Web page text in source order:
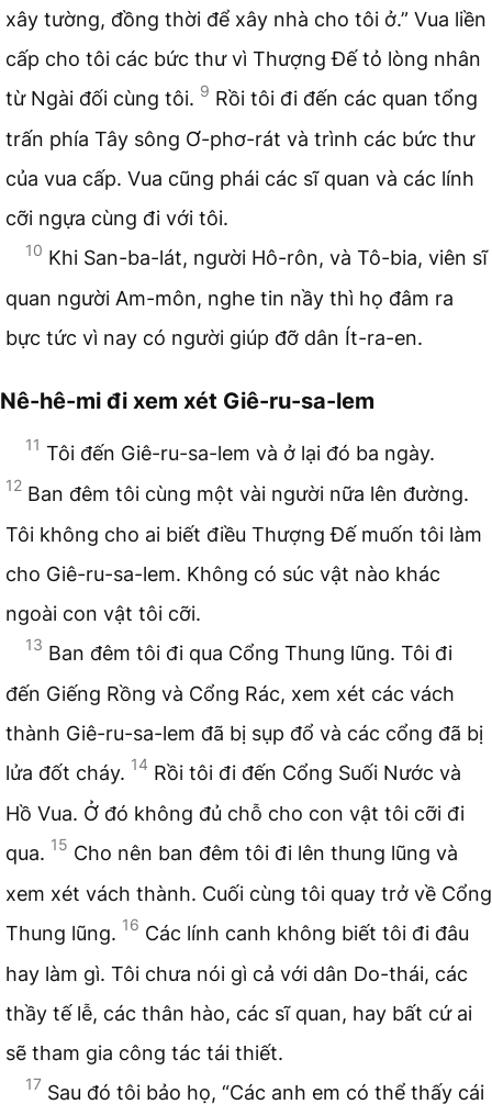
xây tường, đồng thời để xây nhà cho tôi ở.” Vua liền
cấp cho tôi các bức thư vì Thượng Đế tỏ lòng nhân
từ Ngài đối cùng tôi. 9 Rồi tôi đi đến các quan tổng
trấn phía Tây sông Ơ-phơ-rát và trình các bức thư
của vua cấp. Vua cũng phái các sĩ quan và các lính
cỡi ngựa cùng đi với tôi.
10 Khi San-ba-lát, người Hô-rôn, và Tô-bia, viên sĩ
quan người Am-môn, nghe tin nầy thì họ đâm ra
bực tức vì nay có người giúp đỡ dân Ít-ra-en.
Nê-hê-mi đi xem xét Giê-ru-sa-lem
11 Tôi đến Giê-ru-sa-lem và ở lại đó ba ngày.
12 Ban đêm tôi cùng một vài người nữa lên đường.
Tôi không cho ai biết điều Thượng Đế muốn tôi làm
cho Giê-ru-sa-lem. Không có súc vật nào khác
ngoài con vật tôi cỡi.
13 Ban đêm tôi đi qua Cổng Thung lũng. Tôi đi
đến Giếng Rồng và Cổng Rác, xem xét các vách
thành Giê-ru-sa-lem đã bị sụp đổ và các cổng đã bị
lửa đốt cháy. 14 Rồi tôi đi đến Cổng Suối Nước và
Hồ Vua. Ở đó không đủ chỗ cho con vật tôi cỡi đi
qua. 15 Cho nên ban đêm tôi đi lên thung lũng và
xem xét vách thành. Cuối cùng tôi quay trở về Cổng
Thung lũng. 16 Các lính canh không biết tôi đi đâu
hay làm gì. Tôi chưa nói gì cả với dân Do-thái, các
thầy tế lễ, các thân hào, các sĩ quan, hay bất cứ ai
sẽ tham gia công tác tái thiết.
17 Sau đó tôi bảo họ, “Các anh em có thể thấy cái